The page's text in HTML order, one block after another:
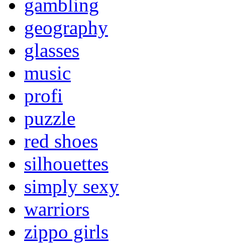
gambling
geography
glasses
music
profi
puzzle
red shoes
silhouettes
simply sexy
warriors
zippo girls